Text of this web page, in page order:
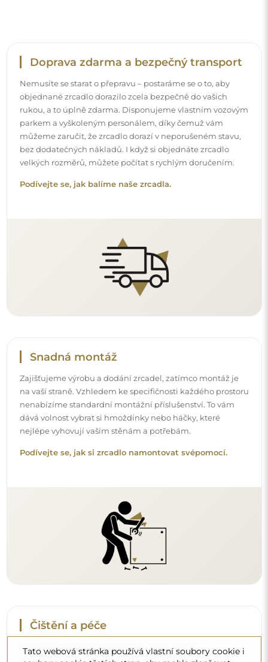
Doprava zdarma a bezpečný transport
Nemusíte se starat o přepravu – postaráme se o to, aby
objednané zrcadlo dorazilo zcela bezpečně do vašich
rukou, a to úplně zdarma. Disponujeme vlastním vozovým
parkem a vyškoleným personálem, díky čemuž vám
můžeme zaručit, že zrcadlo dorazí v neporušeném stavu,
bez dodatečných nákladů. I když si objednáte zrcadlo
velkých rozměrů, můžete počítat s rychlým doručením.
Podívejte se, jak balíme naše zrcadla.
Snadná montáž
Zajišťujeme výrobu a dodání zrcadel, zatímco montáž je
na vaší straně. Vzhledem ke specifičnosti každého prostoru
nenabízíme standardní montážní příslušenství. To vám
dává volnost vybrat si hmoždinky nebo háčky, které
nejlépe vyhovují vašim stěnám a potřebám.
Podívejte se, jak si zrcadlo namontovat svépomocí.
Čištění a péče
Pro zachování optimálního lesku stačí utěrka z
mikrovlákna a teplá voda. Pokud se rozhodnete pro
Tato webová stránka používá vlastní soubory cookie i